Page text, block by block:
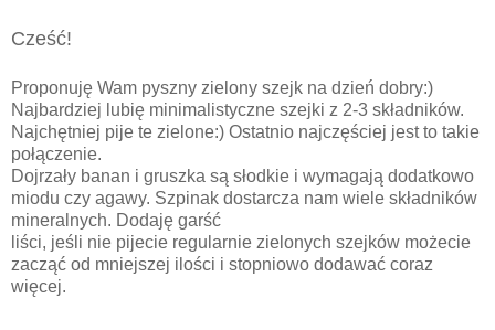
Cześć!
Proponuję Wam pyszny zielony szejk na dzień dobry:)
Najbardziej lubię minimalistyczne szejki z 2-3 składników.
Najchętniej pije te zielone:) Ostatnio najczęściej jest to takie
połączenie.
Dojrzały banan i gruszka są słodkie i wymagają dodatkowo
miodu czy agawy. Szpinak dostarcza nam wiele składników
mineralnych. Dodaję garść
liści, jeśli nie pijecie regularnie zielonych szejków możecie
zacząć od mniejszej ilości i stopniowo dodawać coraz
więcej.